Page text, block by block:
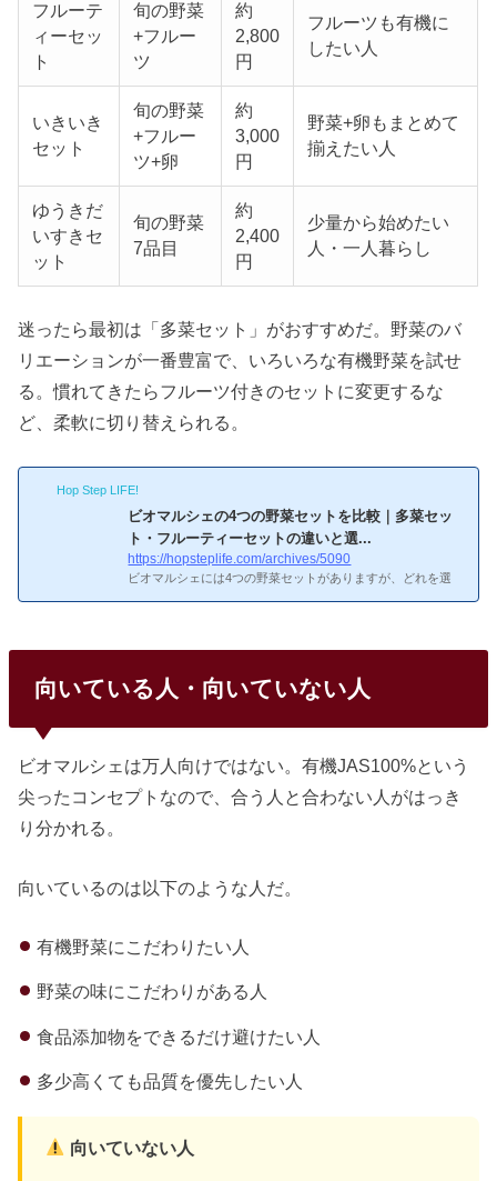
フルーテ
ィーセッ
ト
旬の野菜
+フルー
ツ
約
2,800
円
フルーツも有機に
したい人
いきいき
セット
旬の野菜
+フルー
ツ+卵
約
3,000
円
野菜+卵もまとめて
揃えたい人
ゆうきだ
いすきセ
ット
旬の野菜
7品目
約
2,400
円
少量から始めたい
人・一人暮らし
迷ったら最初は「多菜セット」がおすすめだ。野菜のバ
リエーションが一番豊富で、いろいろな有機野菜を試せ
る。慣れてきたらフルーツ付きのセットに変更するな
ど、柔軟に切り替えられる。
Hop Step LIFE!
ビオマルシェの4つの野菜セットを比較｜多菜セッ
ト・フルーティーセットの違いと選...
https://hopsteplife.com/archives/5090
ビオマルシェには4つの野菜セットがありますが、どれを選
うこと？ビオマルシェの4つの野菜セット一覧
ビオマルシ
400円/回（野菜たっぷり派向け）フルーティーセット：野菜
け）いきいきセット：野菜＋果物＋卵で7〜9品目、約2,800
向いている人・向いていない人
ビオマルシェは万人向けではない。有機JAS100%という
尖ったコンセプトなので、合う人と合わない人がはっき
り分かれる。
向いているのは以下のような人だ。
有機野菜にこだわりたい人
野菜の味にこだわりがある人
食品添加物をできるだけ避けたい人
多少高くても品質を優先したい人
向いていない人